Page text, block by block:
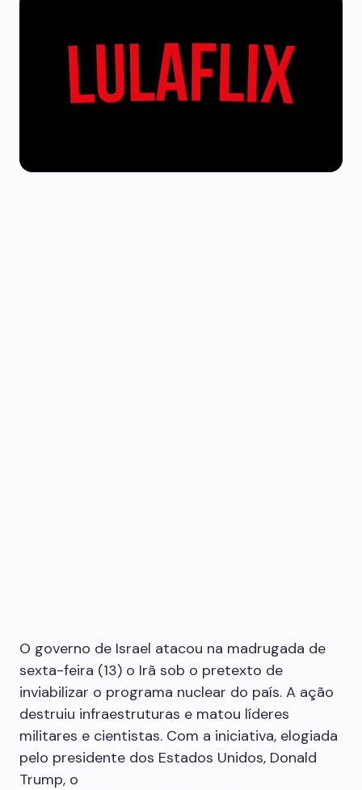
O governo de Israel atacou na madrugada de
sexta-feira (13) o Irã sob o pretexto de
inviabilizar o programa nuclear do país. A ação
destruiu infraestruturas e matou líderes
militares e cientistas. Com a iniciativa, elogiada
pelo presidente dos Estados Unidos, Donald
Trump, o